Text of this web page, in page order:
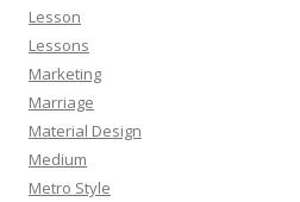
Lesson
Lessons
Marketing
Marriage
Material Design
Medium
Metro Style